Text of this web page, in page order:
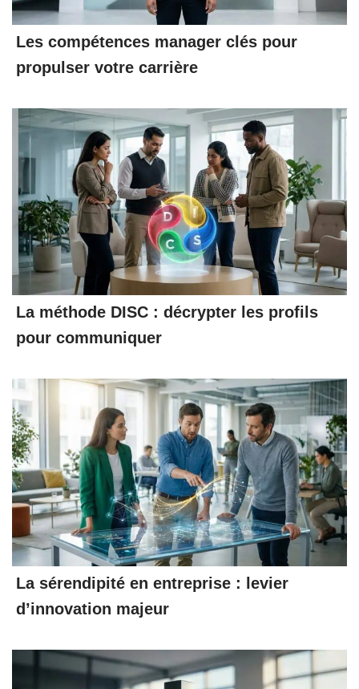
Les compétences manager clés pour
propulser votre carrière
La méthode DISC : décrypter les profils
pour communiquer
La sérendipité en entreprise : levier
d’innovation majeur